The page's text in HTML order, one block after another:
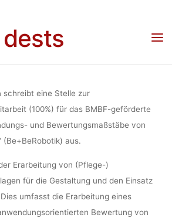
dests
mareike 19.
Wissenschaftliche(r) Mitarbeiter(in) (100%)
schreibt eine Stelle zur
(100%) für das BMBF-geförderte
und Bewertungsmaßstäbe von
(Be+BeRobotik) aus.
Erarbeitung von (Pflege-)
für die Gestaltung und den Einsatz
umfasst die Erarbeitung eines
Bewertung von